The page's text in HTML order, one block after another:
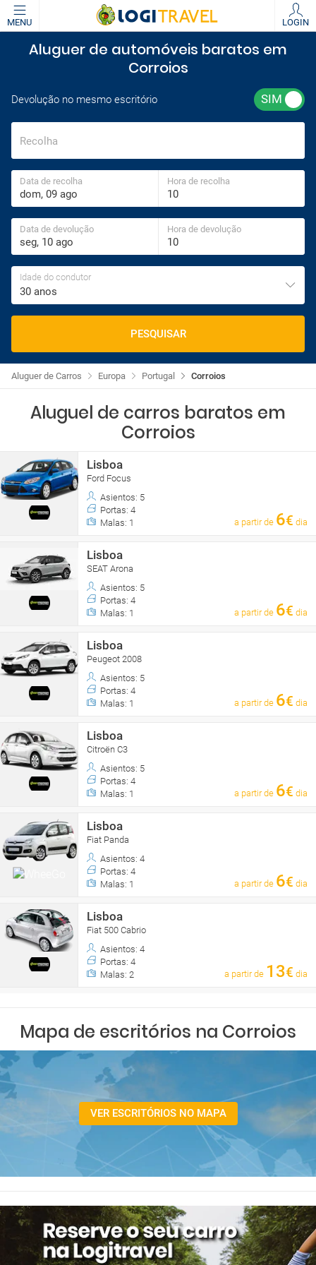
MENU LOGIN
Aluguer de automóveis baratos em
Corroios
Devolução no mesmo escritório
Recolha
Data de recolha Hora de recolha
Data de devolução Hora de devolução
Idade do condutor
30 anos
PESQUISAR
Corroios
Portugal
Europa
Aluguer de Carros
Aluguel de carros baratos em
Corroios
Lisboa
Ford Focus
Asientos: 5
Portas: 4
Malas: 1
a partir de 6€ dia
Lisboa
SEAT Arona
Asientos: 5
Portas: 4
Malas: 1
a partir de 6€ dia
Lisboa
Peugeot 2008
Asientos: 5
Portas: 4
Malas: 1
a partir de 6€ dia
Lisboa
Citroën C3
Asientos: 5
Portas: 4
Malas: 1
a partir de 6€ dia
Lisboa
Fiat Panda
Asientos: 4
Portas: 4
Malas: 1
a partir de 6€ dia
Lisboa
Fiat 500 Cabrio
Asientos: 4
Portas: 4
Malas: 2
a partir de 13€ dia
Mapa de escritórios na Corroios
VER ESCRITÓRIOS NO MAPA